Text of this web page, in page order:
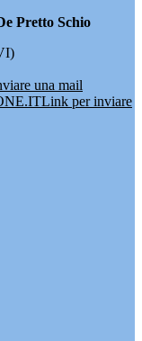
Pretto Schio
una mail
Link per inviare